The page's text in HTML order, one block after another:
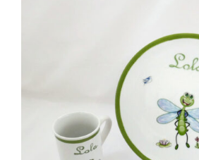
AJOUTER AU PANIER /